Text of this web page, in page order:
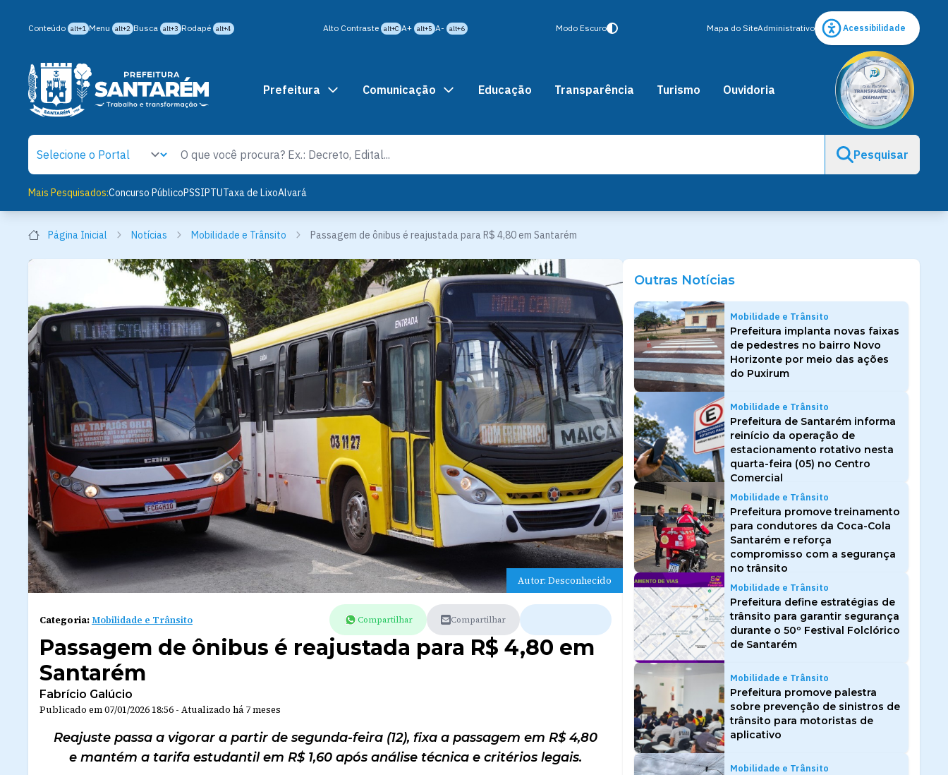
Conteúdo alt+1 Menu alt+2 Busca alt+3 Rodapé alt+4 Alto Contraste alt+C A+ alt+5 A- alt+6 Modo Escuro Mapa do SiteAdministrativo Acessibilidade
Prefeitura Comunicação Educação Transparência Turismo Ouvidoria
Pesquisar
Mais Pesquisados:Concurso PúblicoPSSIPTUTaxa de LixoAlvará
Página Inicial Notícias Mobilidade e Trânsito Passagem de ônibus é reajustada para R$ 4,80 em Santarém
Autor: Desconhecido
Categoria:Mobilidade e Trânsito Compartilhar Compartilhar
Passagem de ônibus é reajustada para R$ 4,80 em
Santarém
Fabrício Galúcio
Publicado em07/01/2026 18:56 - Atualizado há 7 meses
Reajuste passa a vigorar a partir de segunda-feira (12), fixa a passagem em R$ 4,80
e mantém a tarifa estudantil em R$ 1,60 após análise técnica e critérios legais.
Outras Notícias
Mobilidade e Trânsito
Prefeitura implanta novas faixas
de pedestres no bairro Novo
Horizonte por meio das ações
do Puxirum
Mobilidade e Trânsito
Prefeitura de Santarém informa
reinício da operação de
estacionamento rotativo nesta
quarta-feira (05) no Centro
Comercial
Mobilidade e Trânsito
Prefeitura promove treinamento
para condutores da Coca-Cola
Santarém e reforça
compromisso com a segurança
no trânsito
Mobilidade e Trânsito
Prefeitura define estratégias de
trânsito para garantir segurança
durante o 50º Festival Folclórico
de Santarém
Mobilidade e Trânsito
Prefeitura promove palestra
sobre prevenção de sinistros de
trânsito para motoristas de
aplicativo
Mobilidade e Trânsito